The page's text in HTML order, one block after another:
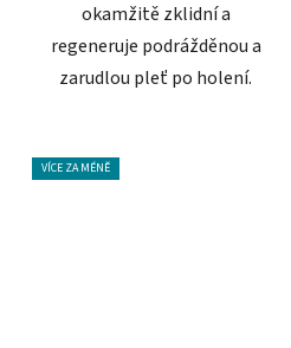
okamžitě zklidní a
regeneruje podrážděnou a
zarudlou pleť po holení.
VÍCE ZA MÉNĚ